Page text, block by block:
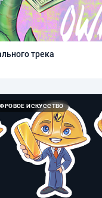
трека
ИСКУССТВО